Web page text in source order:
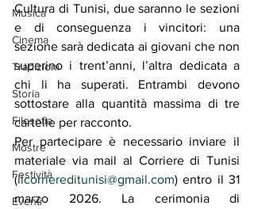
Musica
Cinema
Tradizioni
Storia
Filosofia
Mostre
Festività
Eventi
Cultura di Tunisi, due saranno le sezioni
e di conseguenza i vincitori: una
sezione sarà dedicata ai giovani che non
superino i trent’anni, l’altra dedicata a
chi li ha superati. Entrambi devono
sottostare alla quantità massima di tre
cartelle per racconto.
Per partecipare è necessario inviare il
materiale via mail al Corriere di Tunisi
(ilcorriereditunisi@gmail.com) entro il 31
marzo 2026. La cerimonia di